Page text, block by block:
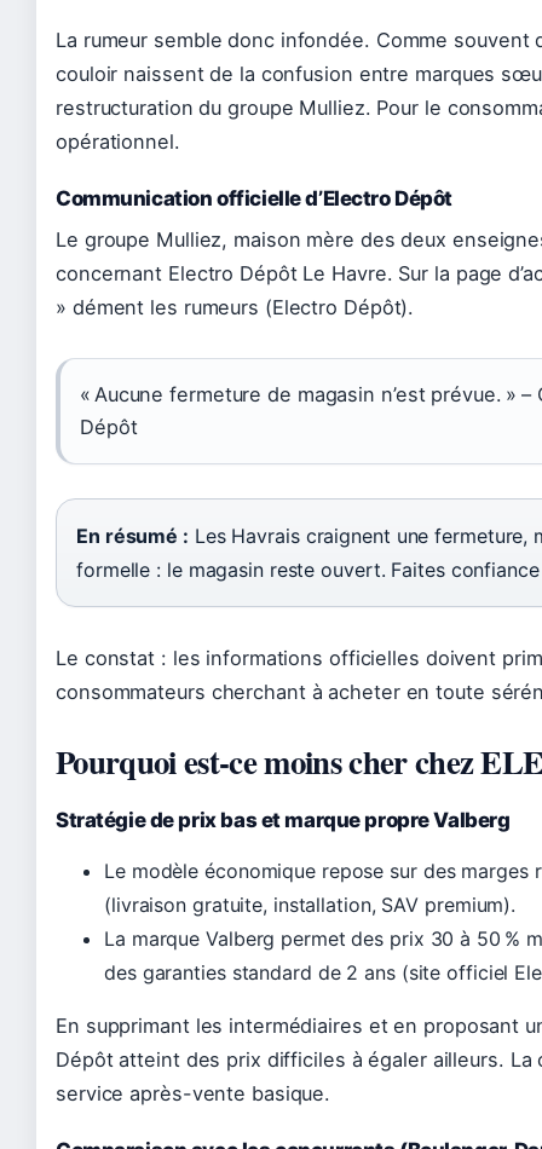
La rumeur semble donc infondée. Comme
couloir naissent de la confusion entre marques
restructuration du groupe Mulliez. Pour le
opérationnel.
Communication officielle d’Electro Dépôt
Le groupe Mulliez, maison mère des deux
concernant Electro Dépôt Le Havre. Sur la page
» dément les rumeurs (Electro Dépôt).
« Aucune fermeture de magasin n’est prévue. »
Dépôt
En résumé : Les Havrais craignent une
formelle : le magasin reste ouvert. Faites
Le constat : les informations officielles doivent
consommateurs cherchant à acheter en toute
Pourquoi est-ce moins cher chez
Stratégie de prix bas et marque propre Valberg
Le modèle économique repose sur des marges
(livraison gratuite, installation, SAV premium).
La marque Valberg permet des prix 30 à 50 %
des garanties standard de 2 ans (site officiel
En supprimant les intermédiaires et en proposant
Dépôt atteint des prix difficiles à égaler ailleurs.
service après-vente basique.